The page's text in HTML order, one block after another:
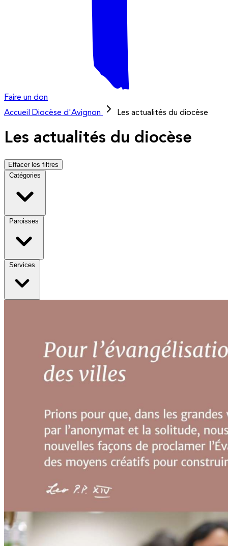
Faire un don
Accueil
Diocèse d'Avignon Les actualités du diocèse
Les actualités du diocèse
Effacer les filtres
Catégories
Paroisses
Services